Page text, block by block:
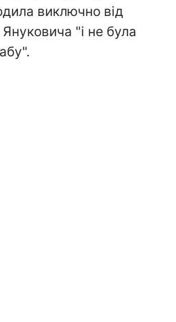
виключно від
"і не була